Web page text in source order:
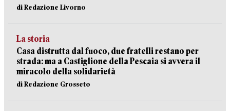
di Redazione Livorno
La storia
Casa distrutta dal fuoco, due fratelli restano per
strada: ma a Castiglione della Pescaia si avvera il
miracolo della solidarietà
di Redazione Grosseto